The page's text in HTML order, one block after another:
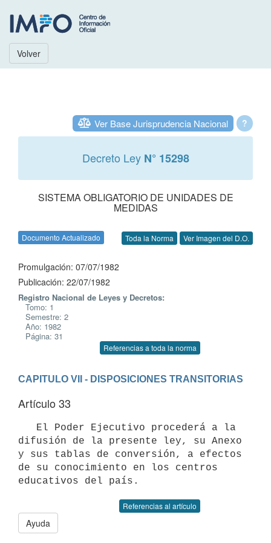
Volver
?
Ver Base Jurisprudencia Nacional
Decreto Ley N° 15298
SISTEMA OBLIGATORIO DE UNIDADES DE
MEDIDAS
Documento Actualizado Toda la Norma Ver Imagen del D.O.
Promulgación: 07/07/1982
Publicación: 22/07/1982
Registro Nacional de Leyes y Decretos:
Tomo: 1
Semestre: 2
Año: 1982
Página: 31
Referencias a toda la norma
CAPITULO VII - DISPOSICIONES TRANSITORIAS
Artículo 33
difusión de la presente ley, su Anexo
y sus tablas de conversión, a efectos
de su conocimiento en los centros
educativos del país.
Referencias al artículo
Ayuda